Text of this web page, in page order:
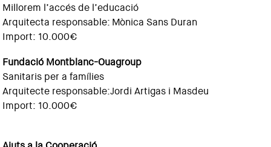
Millorem l’accés de l’educació
Arquitecta responsable: Mònica Sans Duran
Import: 10.000€
Fundació Montblanc-Ouagroup
Sanitaris per a famílies
Arquitecte responsable:Jordi Artigas i Masdeu
Import: 10.000€